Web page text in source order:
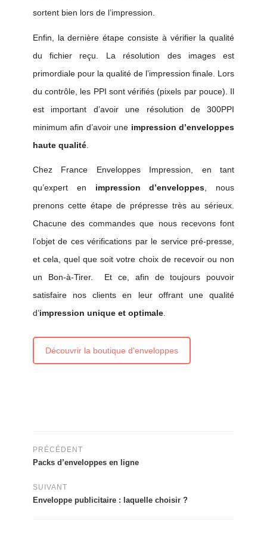
sortent bien lors de l’impression.
Enfin, la dernière étape consiste à vérifier la qualité
du fichier reçu. La résolution des images est
primordiale pour la qualité de l’impression finale. Lors
du contrôle, les PPI sont vérifiés (pixels par pouce). Il
est important d’avoir une résolution de 300PPI
minimum afin d’avoir une impression d’enveloppes
haute qualité.
Chez France Enveloppes Impression, en tant
qu’expert en impression d’enveloppes , nous
prenons cette étape de prépresse très au sérieux.
Chacune des commandes que nous recevons font
l’objet de ces vérifications par le service pré-presse
et cela, quel que soit votre choix de recevoir ou non
un Bon-à-Tirer. Et ce, afin de toujours pouvoir
satisfaire nos clients en leur offrant une qualité
d’impression unique et optimale.
Découvrir la boutique d'enveloppes
PRÉCÉDENT
Packs d’enveloppes en ligne
SUIVANT
Enveloppe publicitaire : laquelle choisir ?